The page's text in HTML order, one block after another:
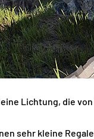
Lichtung, die
sehr kleine